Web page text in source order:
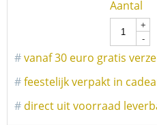
Aantal
+
-
#vanaf 30 euro gratis
#feestelijk verpakt in
# direct uit voorraad